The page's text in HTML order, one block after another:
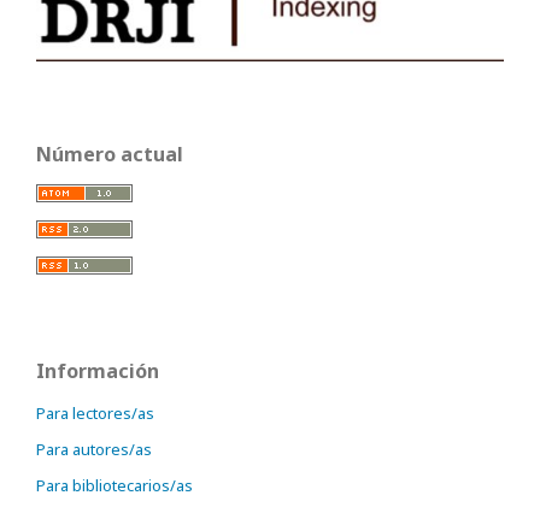
Número actual
Información
Para lectores/as
Para autores/as
Para bibliotecarios/as